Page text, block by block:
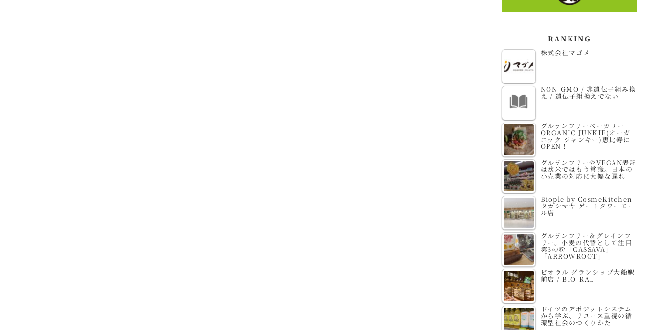
RANKING
株式会社マゴメ
NON-GMO / 非遺伝子組み換
え / 遺伝子組換えでない
グルテンフリーベーカリー
ORGANIC JUNKIE(オーガ
ニック ジャンキー)恵比寿に
OPEN！
グルテンフリーやVEGAN表記
は欧米ではもう常識。日本の
小売業の対応に大幅な遅れ
Biople by CosmeKitchen
タカシマヤ ゲートタワーモー
ル店
グルテンフリー＆グレインフ
リー。小麦の代替として注目
第3の粉「CASSAVA」
「ARROWROOT」
ビオラル グランシップ大船駅
前店 / BIO-RAL
ドイツのデポジットシステム
から学ぶ、リユース重視の循
環型社会のつくりかた